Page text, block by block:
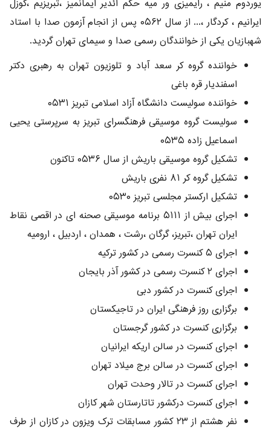
یوردوم منیم ، رایمیزی ور میه حکم ائدیر ایمانمیز ،تبریزیم ،گوزل
ایرانیم ، کردگار ،... از سال ۰۵۶۲ پس از انجام آزمون صدا با استاد
شهبازیان یکی از خوانندگان رسمی صدا و سیمای تهران گردید.
خواننده گروه کر سعد آباد و تلوزیون تهران به رهبری دکتر
اسفندیار قره باغی
خواننده سولیست دانشگاه آزاد اسلامی تبریز ۰۵۳۱
سولیست گروه موسیقی فرهنگسرای تبریز به سرپرستی یحیی
اسماعیل زاده ۰۵۳۵
تشکیل گروه موسیقی باریش از سال ۰۵۳۶ تاکنون
تشکیل گروه کر ۸۱ نفری باریش
تشکیل ارکستر مجلسی تبریز ۰۵۳۰
اجرای بیش از ۵۱۱۱ برنامه موسیقی صحنه ای در اقصی نقاط
ایران تهران ،تبریز، گرگان ،رشت ، همدان ، اردبیل ، ارومیه
اجرای ۵ کنسرت رسمی در کشور ترکیه
اجرای ۲ کنسرت رسمی در کشور آذر بایجان
اجرای کنسرت در کشور دبی
برگزاری روز فرهنگی ایران در تاجیکستان
برگزاری کنسرت در کشور گرجستان
اجرای کنسرت در سالن اریکه ایرانیان
اجرای کنسرت در سالن برج میلاد تهران
اجرای کنسرت در تالار وحدت تهران
اجرای کنسرت درکشور تاتارستان شهر کازان
نفر هشتم از ۲۳ کشور مسابقات ترک ویزون در کازان از طرف